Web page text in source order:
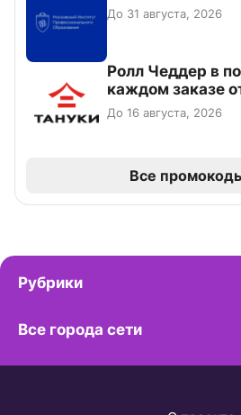
До 31 августа, 2026
Ролл Чеддер в
каждом заказе
До 16 августа, 2026
Все
Рубрики
Все города сети